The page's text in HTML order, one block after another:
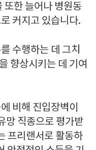
또한 늘어나 병원동
커지고 있습니다.
수행하는 데 그치
향상시키는 데 기여
비해 진입장벽이
망 직종으로 평가받
프리랜서로 활동하